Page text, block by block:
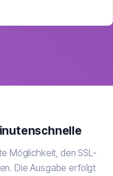
Möglichkeit, den SSL-
Die Ausgabe erfolgt